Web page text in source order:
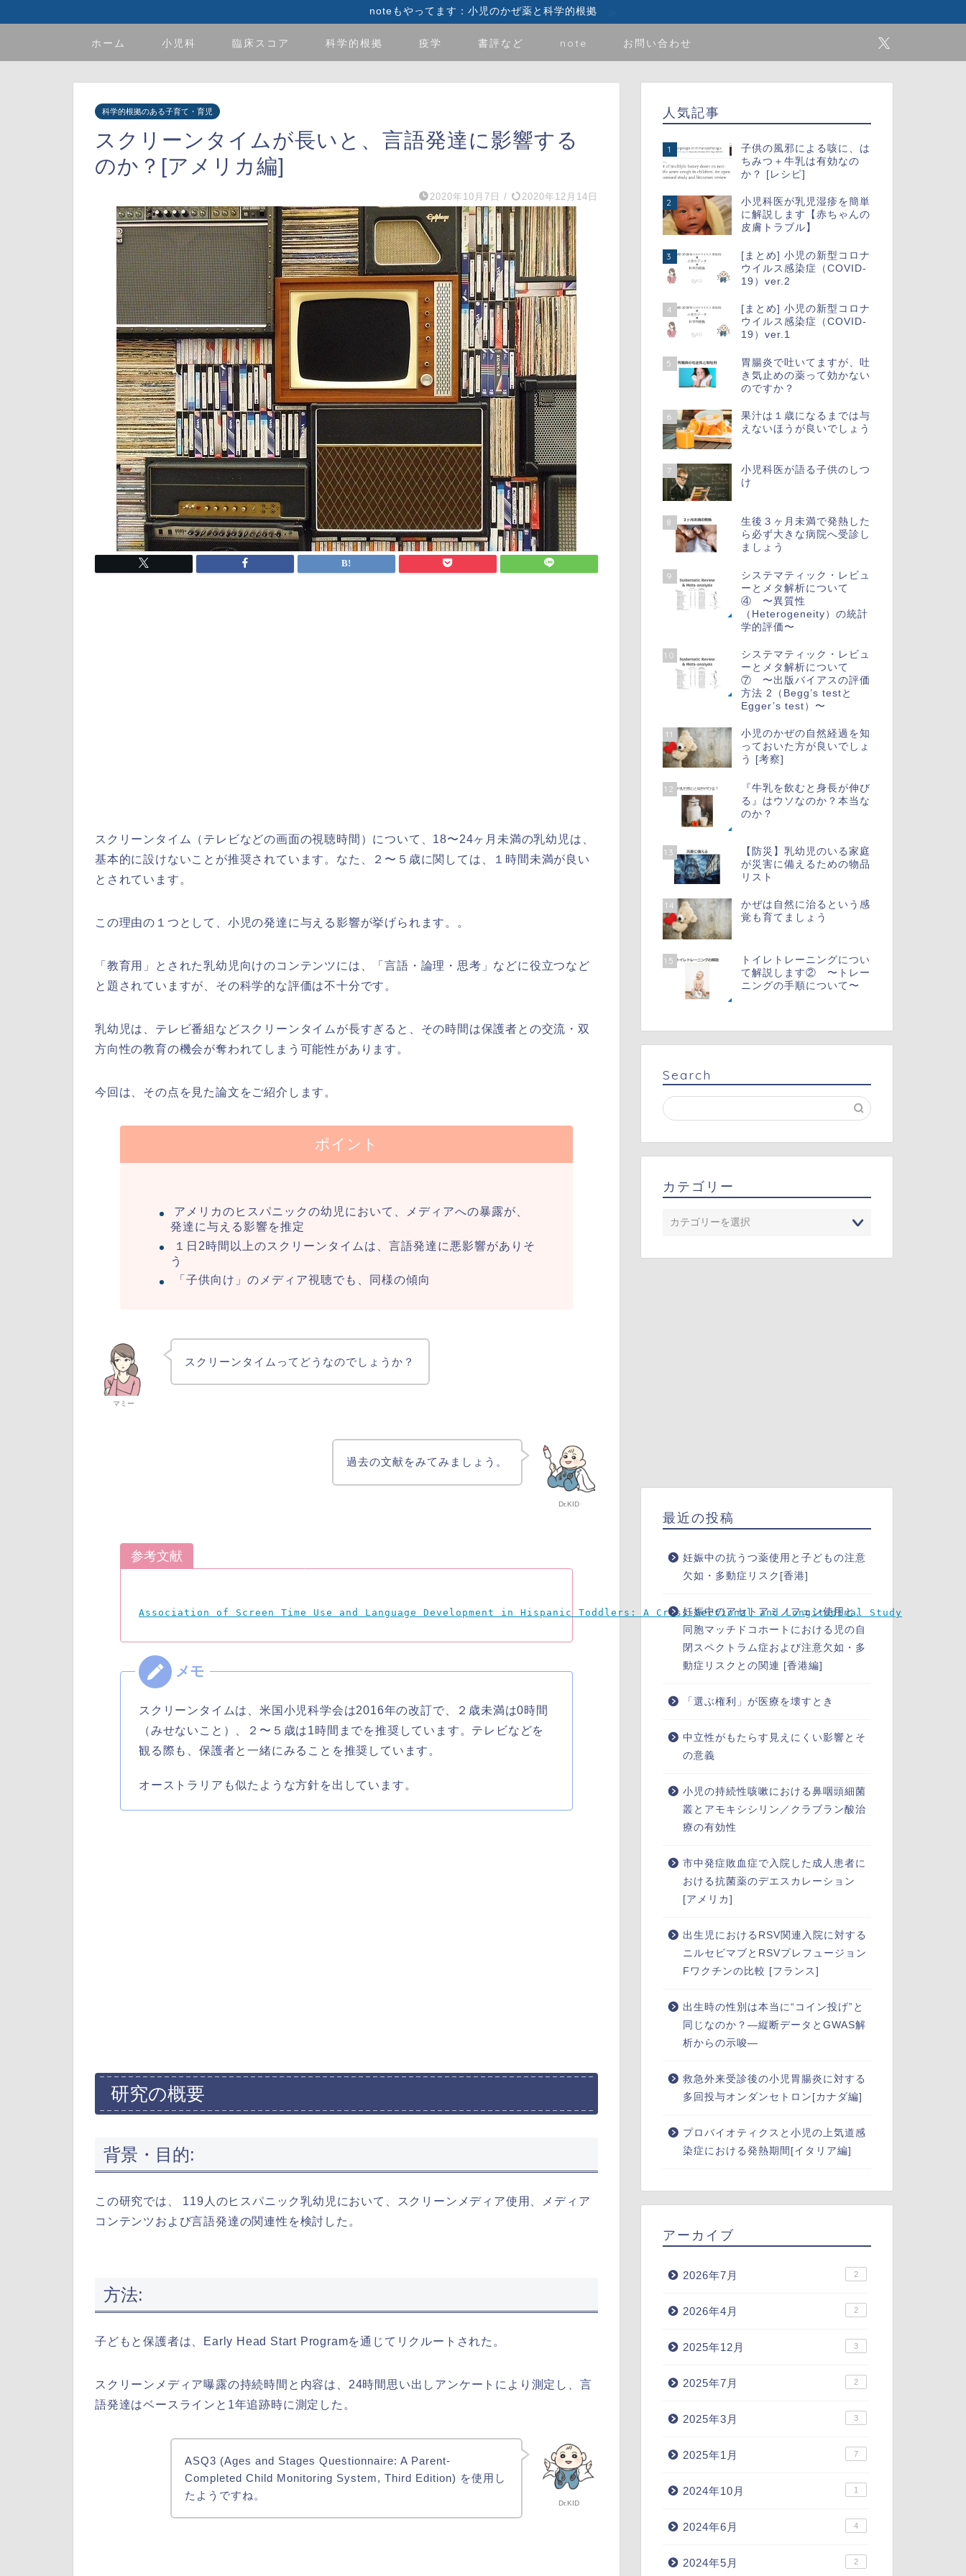
noteもやってます：小児のかぜ薬と科学的根拠
ホーム 小児科 臨床スコア 科学的根拠 疫学 書評など note お問い合わせ
科学的根拠のある子育て・育児
スクリーンタイムが長いと、言語発達に影響する
のか？[アメリカ編]
2020年10月7日 / 2020年12月14日
スクリーンタイム（テレビなどの画面の視聴時間）について、18〜24ヶ月未満の乳幼児は、
基本的に設けないことが推奨されています。なた、２〜５歳に関しては、１時間未満が良い
とされています。
この理由の１つとして、小児の発達に与える影響が挙げられます。。
「教育用」とされた乳幼児向けのコンテンツには、「言語・論理・思考」などに役立つなど
と題されていますが、その科学的な評価は不十分です。
乳幼児は、テレビ番組などスクリーンタイムが長すぎると、その時間は保護者との交流・双
方向性の教育の機会が奪われてしまう可能性があります。
今回は、その点を見た論文をご紹介します。
ポイント
アメリカのヒスパニックの幼児において、メディアへの暴露が、
発達に与える影響を推定
１日2時間以上のスクリーンタイムは、言語発達に悪影響がありそ
う
「子供向け」のメディア視聴でも、同様の傾向
マミー
スクリーンタイムってどうなのでしょうか？
Dr.KID
過去の文献をみてみましょう。
参考文献
Association of Screen Time Use and Language Development in Hispanic Toddlers: A Cross-Sectional and Longitudinal Study
スクリーンタイムは、米国小児科学会は2016年の改訂で、２歳未満は0時間
（みせないこと）、２〜５歳は1時間までを推奨しています。テレビなどを
観る際も、保護者と一緒にみることを推奨しています。
オーストラリアも似たような方針を出しています。
研究の概要
背景・目的:
この研究では、 119人のヒスパニック乳幼児において、スクリーンメディア使用、メディア
コンテンツおよび言語発達の関連性を検討した。
方法:
子どもと保護者は、Early Head Start Programを通じてリクルートされた。
スクリーンメディア曝露の持続時間と内容は、24時間思い出しアンケートにより測定し、言
語発達はベースラインと1年追跡時に測定した。
Dr.KID
ASQ3 (Ages and Stages Questionnaire: A Parent-
Completed Child Monitoring System, Third Edition) を使用し
たようですね。
人気記事
1
子供の風邪による咳に、は
ちみつ＋牛乳は有効なの
か？ [レシピ]
2
小児科医が乳児湿疹を簡単
に解説します【赤ちゃんの
皮膚トラブル】
3
[まとめ] 小児の新型コロナ
ウイルス感染症（COVID-
19）ver.2
4
[まとめ] 小児の新型コロナ
ウイルス感染症（COVID-
19）ver.1
5
胃腸炎で吐いてますが、吐
き気止めの薬って効かない
のですか？
6
果汁は１歳になるまでは与
えないほうが良いでしょう
7
小児科医が語る子供のしつ
け
8
生後３ヶ月未満で発熱した
ら必ず大きな病院へ受診し
ましょう
9
システマティック・レビュ
ーとメタ解析について
④ 〜異質性
（Heterogeneity）の統計
学的評価〜
10
システマティック・レビュ
ーとメタ解析について
⑦ 〜出版バイアスの評価
方法 2（Begg’s testと
Egger’s test）〜
11
小児のかぜの自然経過を知
っておいた方が良いでしょ
う [考察]
12
『牛乳を飲むと身長が伸び
る』はウソなのか？本当な
のか？
13
【防災】乳幼児のいる家庭
が災害に備えるための物品
リスト
14
かぜは自然に治るという感
覚も育てましょう
15
トイレトレーニングについ
て解説します② 〜トレー
ニングの手順について〜
Search
カテゴリー
最近の投稿
妊娠中の抗うつ薬使用と子どもの注意
欠如・多動症リスク[香港]
妊娠中のアセトアミノフェン使用と、
同胞マッチドコホートにおける児の自
閉スペクトラム症および注意欠如・多
動症リスクとの関連 [香港編]
「選ぶ権利」が医療を壊すとき
中立性がもたらす見えにくい影響とそ
の意義
小児の持続性咳嗽における鼻咽頭細菌
叢とアモキシシリン／クラブラン酸治
療の有効性
市中発症敗血症で入院した成人患者に
おける抗菌薬のデエスカレーション
[アメリカ]
出生児におけるRSV関連入院に対する
ニルセビマブとRSVプレフュージョン
Fワクチンの比較 [フランス]
出生時の性別は本当に“コイン投げ”と
同じなのか？―縦断データとGWAS解
析からの示唆―
救急外来受診後の小児胃腸炎に対する
多回投与オンダンセトロン[カナダ編]
プロバイオティクスと小児の上気道感
染症における発熱期間[イタリア編]
アーカイブ
2026年7月 2
2026年4月 2
2025年12月 3
2025年7月 2
2025年3月 3
2025年1月 7
2024年10月 1
2024年6月 4
2024年5月 2